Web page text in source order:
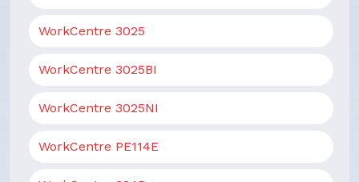
WorkCentre 3025
WorkCentre 3025BI
WorkCentre 3025NI
WorkCentre PE114E